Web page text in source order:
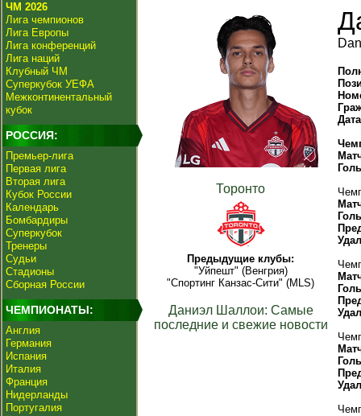
ЧМ 2026
Лига чемпионов
Лига Европы
Лига конференций
Лига наций
Клубный ЧМ
Суперкубок УЕФА
Межконтинентальный
кубок
РОССИЯ:
Премьер-лига
Первая лига
Вторая лига
Кубок России
Календарь
Бомбардиры
Суперкубок
Тренеры
Судьи
Стадионы
Сборная России
ЧЕМПИОНАТЫ:
Англия
Германия
Испания
Италия
Франция
Нидерланды
Португалия
Торонто
Предыдущие клубы:
"Уйпешт" (Венгрия)
"Спортинг Канзас-Сити" (MLS)
Даниэл Шаллои: Самые
последние и свежие новости